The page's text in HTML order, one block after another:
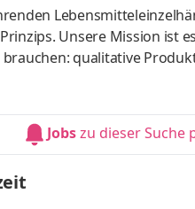
Unsere Mission ist
qualitative
Kundinnen und Kunden
immer wieder neu.
in 8 Ländern
Jobszu dieser Suche